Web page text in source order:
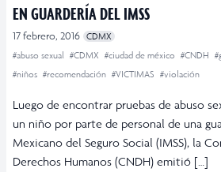
EN GUARDERÍA DEL IMSS
17 febrero, 2016 CDMX
#abuso sexual #CDMX #ciudad de méxico #CNDH
#niños #recomendación #VICTIMAS #violación
Luego de encontrar pruebas de abuso
un niño por parte de personal de una
Mexicano del Seguro Social (IMSS), la
Derechos Humanos (CNDH) emitió […]